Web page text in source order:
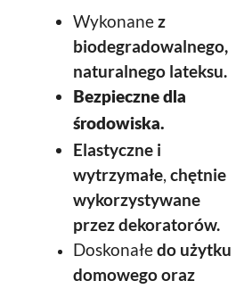
Wykonanez
biodegradowalnego,
naturalnego lateksu.
Bezpieczne dla
środowiska.
Elastyczne i
wytrzymałe, chętnie
wykorzystywane
przez dekoratorów.
Doskonałedo użytku
domowego oraz